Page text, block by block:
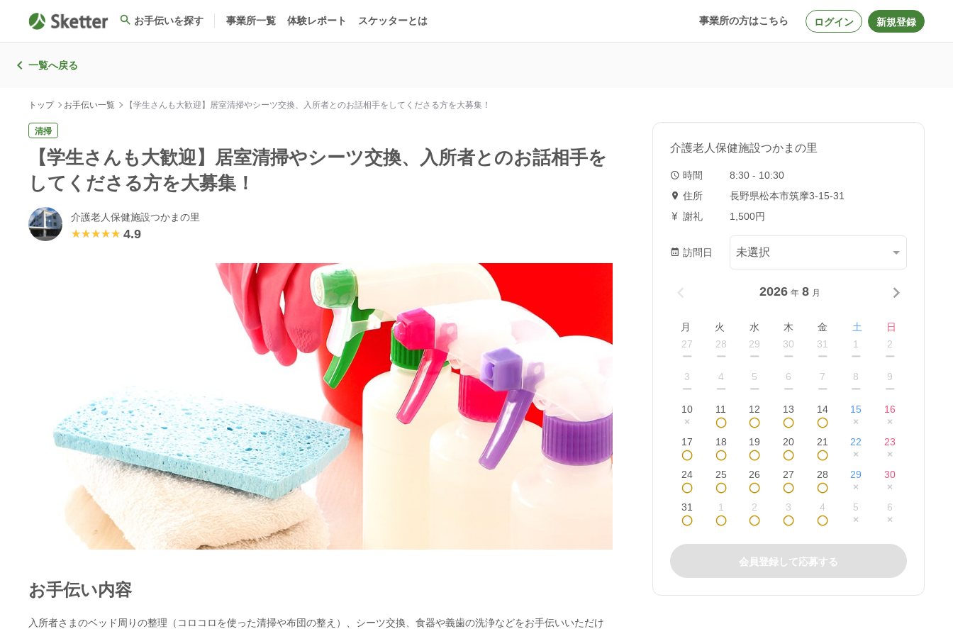
お手伝いを探す 事業所一覧 体験レポート スケッターとは 事業所の方はこちら ログイン 新規登録
一覧へ戻る
トップ お手伝い一覧 【学生さんも大歓迎】居室清掃やシーツ交換、入所者とのお話相手をしてくださる方を大募集！
清掃
【学生さんも大歓迎】居室清掃やシーツ交換、入所者とのお話相手を
してくださる方を大募集！
介護老人保健施設つかまの里
★★★★★
★★★★★ 4.9
お手伝い内容
入所者さまのベッド周りの整理（コロコロを使った清掃や布団の整え）、シーツ交換、食器や義歯の洗浄などをお手伝いいただけ
介護老人保健施設つかまの里
時間
8:30 - 10:30
住所
長野県松本市筑摩3-15-31
謝礼
1,500円
訪問日
2026 年 8 月
月 火 水 木 金 土
日
27
ー
28
ー
29
ー
30
ー
31
ー
1
ー
2
ー
3
ー
4
ー
5
ー
6
ー
7
ー
8
ー
9
ー
10
×
11
◯
12
◯
13
◯
14
◯
15
×
16
×
17
◯
18
◯
19
◯
20
◯
21
◯
22
×
23
×
24
◯
25
◯
26
◯
27
◯
28
◯
29
×
30
×
31
◯
1
◯
2
◯
3
◯
4
◯
5
×
6
×
会員登録して応募する